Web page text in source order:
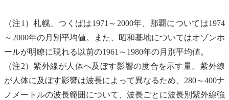
（注1）札幌、つくばは1971～2000年、那覇については1974
～2000年の月別平均値。また、昭和基地についてはオゾンホ
ールが明瞭に現れる以前の1961～1980年の月別平均値。
（注2）紫外線が人体へ及ぼす影響の度合を示す量。紫外線
が人体に及ぼす影響は波長によって異なるため、280～400ナ
ノメートルの波長範囲について、波長ごとに波長別紫外線強